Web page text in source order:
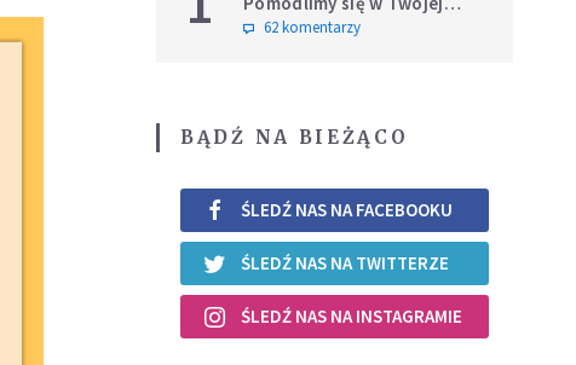
intencji
62 komentarzy
BĄDŹ NA BIEŻĄCO
ŚLEDŹ NAS NA FACEBOOKU
ŚLEDŹ NAS NA TWITTERZE
ŚLEDŹ NAS NA INSTAGRAMIE